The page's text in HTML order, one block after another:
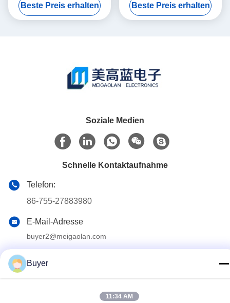
MSOS804A
Beste Preis erhalten
DSOS054A
Beste Preis erhalten
Soziale Medien
Schnelle Kontaktaufnahme
Telefon:
86-755-27883980
E-Mail-Adresse
buyer2@meigaolan.com
RA1-B2, F32 von Dongjianghaoyuan, Baomin Rd, Bao'an-
Bezirk, Shenzhen, China
Buyer
11:34 AM